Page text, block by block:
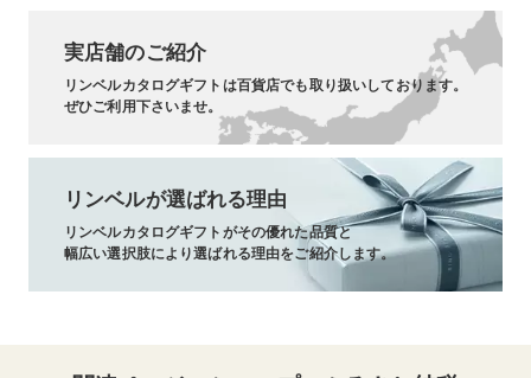
実店舗のご紹介
リンベルカタログギフトは百貨店でも取り扱いしております。
ぜひご利用下さいませ。
リンベルが選ばれる理由
リンベルカタログギフトがその優れた品質と
幅広い選択肢により選ばれる理由をご紹介します。